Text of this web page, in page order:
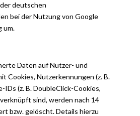
deutschen
bei der Nutzung von Google
um.
Daten auf Nutzer- und
Cookies, Nutzerkennungen (z. B.
IDs (z. B. DoubleClick-Cookies,
sind, werden nach 14
bzw. gelöscht. Details hierzu